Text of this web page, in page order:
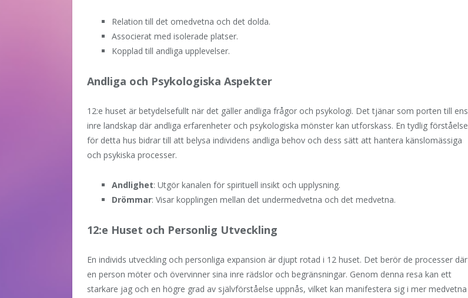
Relation till det omedvetna och det dolda.
Associerat med isolerade platser.
Kopplad till andliga upplevelser.
Andliga och Psykologiska Aspekter
12:e huset är betydelsefullt när det gäller andliga frågor och psykologi. Det tjänar som porten till ens
inre landskap där andliga erfarenheter och psykologiska mönster kan utforskass. En tydlig förståelse
för detta hus bidrar till att belysa individens andliga behov och dess sätt att hantera känslomässiga
och psykiska processer.
Andlighet: Utgör kanalen för spirituell insikt och upplysning.
Drömmar: Visar kopplingen mellan det undermedvetna och det medvetna.
12:e Huset och Personlig Utveckling
En individs utveckling och personliga expansion är djupt rotad i 12 huset. Det berör de processer där
en person möter och övervinner sina inre rädslor och begränsningar. Genom denna resa kan ett
starkare jag och en högre grad av självförståelse uppnås, vilket kan manifestera sig i mer medvetna